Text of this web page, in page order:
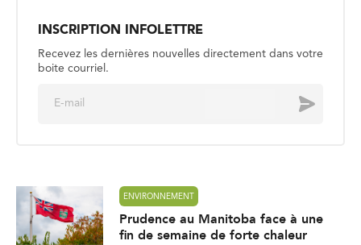
INSCRIPTION INFOLETTRE
Recevez les dernières nouvelles directement dans votre
boite courriel.
Envoyer
ENVIRONNEMENT
Prudence au Manitoba face à une
fin de semaine de forte chaleur